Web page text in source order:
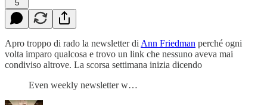
5
Apro troppo di rado la newsletter di Ann Friedman perché ogni
volta imparo qualcosa e trovo un link che nessuno aveva mai
condiviso altrove. La scorsa settimana inizia dicendo
Even weekly newsletter w…